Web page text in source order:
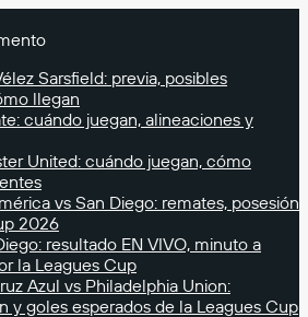
Sarsfield: previa, posibles
llegan
cuándo juegan, alineaciones y
United: cuándo juegan, cómo
vs San Diego: remates, posesión
2026
resultado EN VIVO, minuto a
la Leagues Cup
Azul vs Philadelphia Union:
y goles esperados de la Leagues Cup